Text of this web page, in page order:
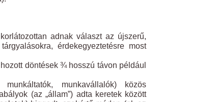
adnak választ az újszerű,
érdekegyeztetésre most
döntések ¾ hosszú távon például
munkavállalók) közös
(az „állam”) adta keretek között